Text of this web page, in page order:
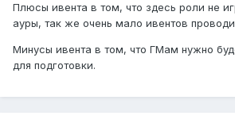
Плюсы ивента в том, что здесь роли не
ауры, так же очень мало ивентов
Минусы ивента в том, что ГМам нужно
для подготовки.